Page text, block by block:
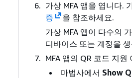
가상 MFA 앱을 엽니다.
증
을 참조하세요.
가상 MFA 앱이 다수의
디바이스 또는 계정을
MFA 앱의 QR 코드 지
마법사에서 Show